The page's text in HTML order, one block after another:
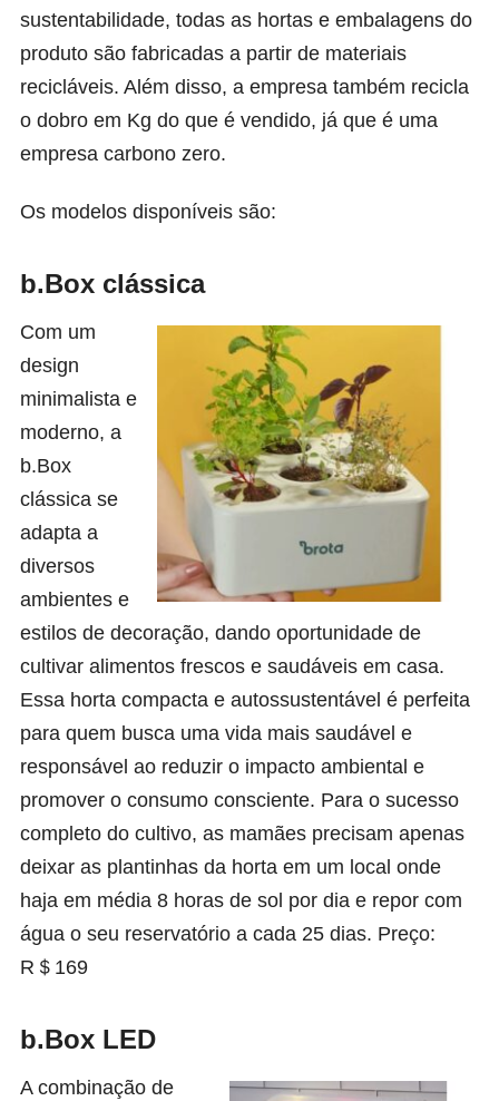
sustentabilidade, todas as hortas e embalagens do
produto são fabricadas a partir de materiais
recicláveis. Além disso, a empresa também recicla
o dobro em Kg do que é vendido, já que é uma
empresa carbono zero.
Os modelos disponíveis são:
b.Box clássica
Com um
design
minimalista e
moderno, a
b.Box
clássica se
adapta a
diversos
ambientes e
estilos de decoração, dando oportunidade de
cultivar alimentos frescos e saudáveis em casa.
Essa horta compacta e autossustentável é perfeita
para quem busca uma vida mais saudável e
responsável ao reduzir o impacto ambiental e
promover o consumo consciente. Para o sucesso
completo do cultivo, as mamães precisam apenas
deixar as plantinhas da horta em um local onde
haja em média 8 horas de sol por dia e repor com
água o seu reservatório a cada 25 dias. Preço:
R＄169
b.Box LED
A combinação de